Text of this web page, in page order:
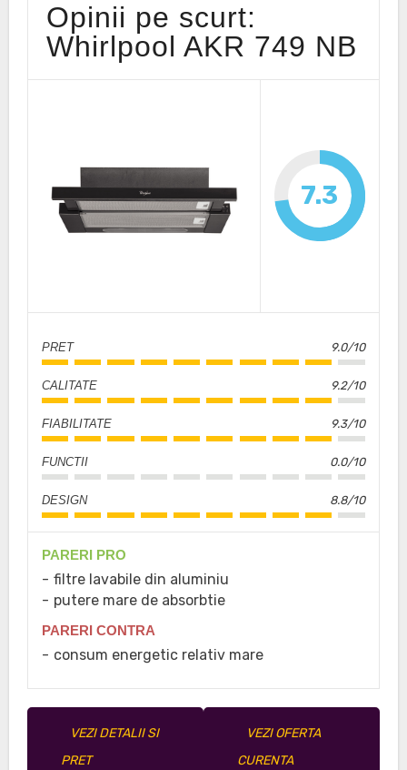
Opinii pe scurt:
Whirlpool AKR 749 NB
7.3
PRET 9.0/10
CALITATE 9.2/10
FIABILITATE 9.3/10
FUNCTII 0.0/10
DESIGN 8.8/10
PARERI PRO
filtre lavabile din aluminiu
putere mare de absorbtie
PARERI CONTRA
consum energetic relativ mare
VEZI DETALII SI
PRET
VEZI OFERTA
CURENTA